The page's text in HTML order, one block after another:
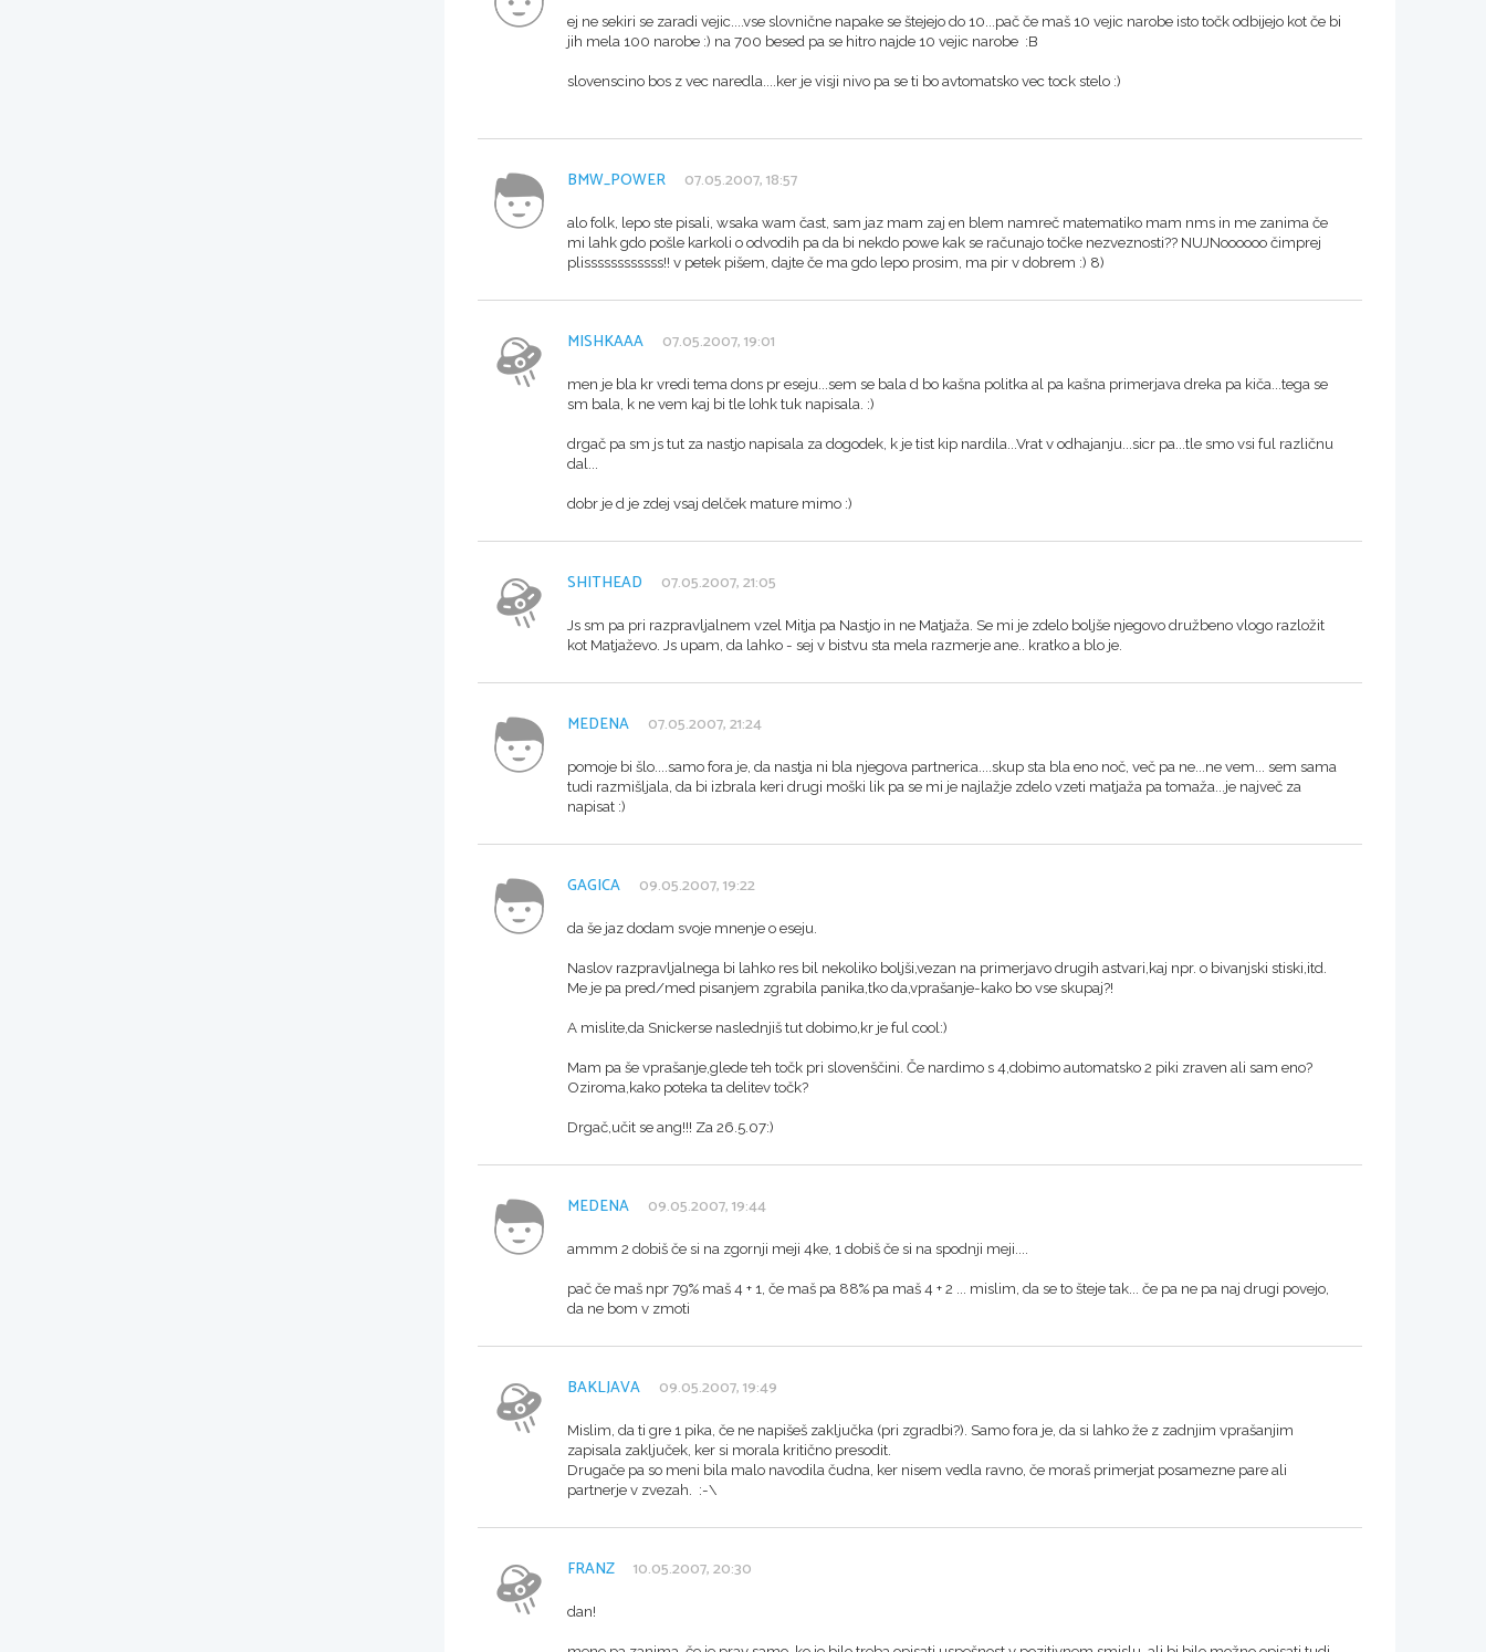
ej ne sekiri se zaradi vejic....vse slovnične napake se štejejo do 10...pač če maš 10 vejic narobe isto točk odbijejo kot če bi
jih mela 100 narobe :) na 700 besed pa se hitro najde 10 vejic narobe :B
slovenscino bos z vec naredla....ker je visji nivo pa se ti bo avtomatsko vec tock stelo :)
BMW_POWER 07.05.2007, 18:57
alo folk, lepo ste pisali, wsaka wam čast, sam jaz mam zaj en blem namreč matematiko mam nms in me zanima če
mi lahk gdo pošle karkoli o odvodih pa da bi nekdo powe kak se računajo točke nezveznosti?? NUJNoooooo čimprej
plissssssssssss!! v petek pišem, dajte če ma gdo lepo prosim, ma pir v dobrem :) 8)
MISHKAAA 07.05.2007, 19:01
men je bla kr vredi tema dons pr eseju...sem se bala d bo kašna politka al pa kašna primerjava dreka pa kiča...tega se
sm bala, k ne vem kaj bi tle lohk tuk napisala. :)
drgač pa sm js tut za nastjo napisala za dogodek, k je tist kip nardila...Vrat v odhajanju...sicr pa...tle smo vsi ful različnu
dal...
dobr je d je zdej vsaj delček mature mimo :)
SHITHEAD 07.05.2007, 21:05
Js sm pa pri razpravljalnem vzel Mitja pa Nastjo in ne Matjaža. Se mi je zdelo boljše njegovo družbeno vlogo razložit
kot Matjaževo. Js upam, da lahko - sej v bistvu sta mela razmerje ane.. kratko a blo je.
MEDENA 07.05.2007, 21:24
pomoje bi šlo....samo fora je, da nastja ni bla njegova partnerica....skup sta bla eno noč, več pa ne...ne vem... sem sama
tudi razmišljala, da bi izbrala keri drugi moški lik pa se mi je najlažje zdelo vzeti matjaža pa tomaža...je največ za
napisat :)
GAGICA 09.05.2007, 19:22
da še jaz dodam svoje mnenje o eseju.
Naslov razpravljalnega bi lahko res bil nekoliko boljši,vezan na primerjavo drugih astvari,kaj npr. o bivanjski stiski,itd.
Me je pa pred/med pisanjem zgrabila panika,tko da,vprašanje-kako bo vse skupaj?!
A mislite,da Snickerse naslednjiš tut dobimo,kr je ful cool:)
Mam pa še vprašanje,glede teh točk pri slovenščini. Če nardimo s 4,dobimo automatsko 2 piki zraven ali sam eno?
Oziroma,kako poteka ta delitev točk?
Drgač,učit se ang!!! Za 26.5.07:)
MEDENA 09.05.2007, 19:44
ammm 2 dobiš če si na zgornji meji 4ke, 1 dobiš če si na spodnji meji....
pač če maš npr 79% maš 4 + 1, če maš pa 88% pa maš 4 + 2 ... mislim, da se to šteje tak... če pa ne pa naj drugi povejo,
da ne bom v zmoti
BAKLJAVA 09.05.2007, 19:49
Mislim, da ti gre 1 pika, če ne napišeš zaključka (pri zgradbi?). Samo fora je, da si lahko že z zadnjim vprašanjim
zapisala zaključek, ker si morala kritično presodit.
Drugače pa so meni bila malo navodila čudna, ker nisem vedla ravno, če moraš primerjat posamezne pare ali
partnerje v zvezah. :-\
FRANZ 10.05.2007, 20:30
dan!